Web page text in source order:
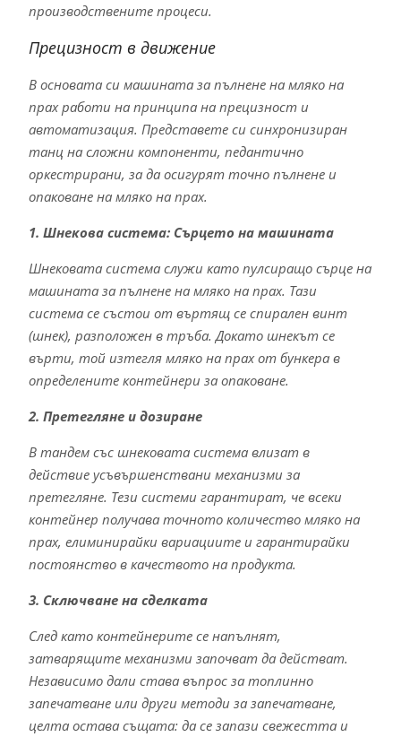
производствените процеси.
Прецизност в движение
В основата си машината за пълнене на мляко на
прах работи на принципа на прецизност и
автоматизация. Представете си синхронизиран
танц на сложни компоненти, педантично
оркестрирани, за да осигурят точно пълнене и
опаковане на мляко на прах.
1. Шнекова система: Сърцето на машината
Шнековата система служи като пулсиращо сърце на
машината за пълнене на мляко на прах. Тази
система се състои от въртящ се спирален винт
(шнек), разположен в тръба. Докато шнекът се
върти, той изтегля мляко на прах от бункера в
определените контейнери за опаковане.
2. Претегляне и дозиране
В тандем със шнековата система влизат в
действие усъвършенствани механизми за
претегляне. Тези системи гарантират, че всеки
контейнер получава точното количество мляко на
прах, елиминирайки вариациите и гарантирайки
постоянство в качеството на продукта.
3. Сключване на сделката
След като контейнерите се напълнят,
затварящите механизми започват да действат.
Независимо дали става въпрос за топлинно
запечатване или други методи за запечатване,
целта остава същата: да се запази свежестта и